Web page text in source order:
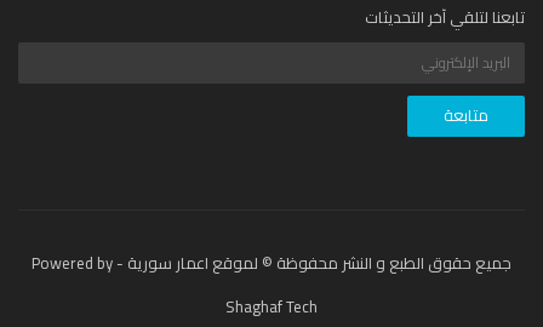
لتلقي آخر التحديثات
جميع حقوق الطبع و النشر محفوظة © لموقع اعمار سورية - Powered by
Shaghaf Tech